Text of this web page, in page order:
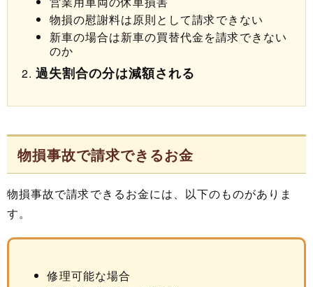
物損の慰謝料は原則として請求できない
新車の場合は新車の買替代金を請求できない
のか
過失割合の分は減額される
物損事故で請求できるお金
物損事故で請求できるお金には、以下のものがありま
す。
修理可能な場合